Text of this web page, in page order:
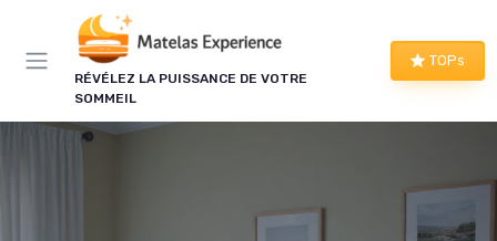
RÉVÉLEZ LA PUISSANCE DE VOTRE
SOMMEIL
TOPs
Panneau de gestion des cookies